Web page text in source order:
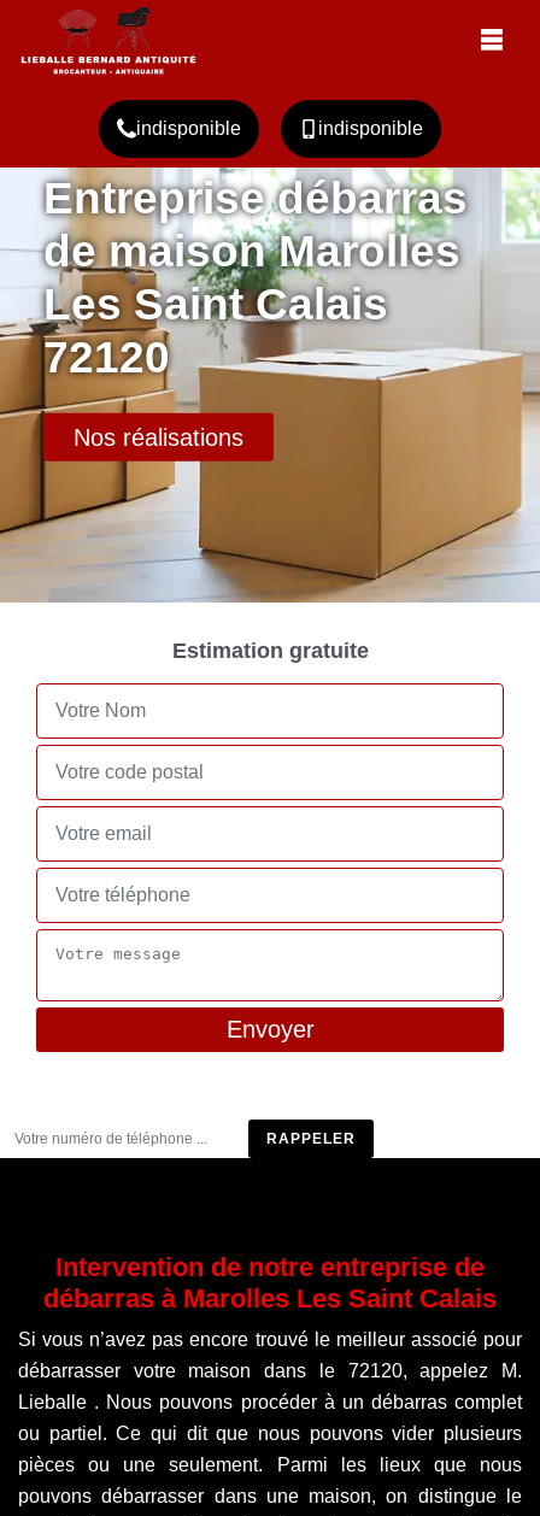
indisponible indisponible
Entreprise débarras
de maison Marolles
Les Saint Calais
72120
Nos réalisations
Estimation gratuite
Intervention de notre entreprise de
débarras à Marolles Les Saint Calais
Si vous n’avez pas encore trouvé le meilleur associé pour
débarrasser votre maison dans le 72120, appelez M.
Lieballe . Nous pouvons procéder à un débarras complet
ou partiel. Ce qui dit que nous pouvons vider plusieurs
pièces ou une seulement. Parmi les lieux que nous
pouvons débarrasser dans une maison, on distingue le